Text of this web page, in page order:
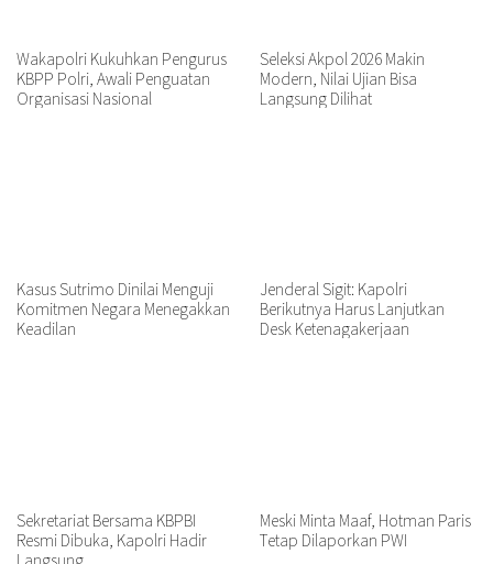
Wakapolri Kukuhkan Pengurus
KBPP Polri, Awali Penguatan
Organisasi Nasional
Seleksi Akpol 2026 Makin
Modern, Nilai Ujian Bisa
Langsung Dilihat
Kasus Sutrimo Dinilai Menguji
Komitmen Negara Menegakkan
Keadilan
Jenderal Sigit: Kapolri
Berikutnya Harus Lanjutkan
Desk Ketenagakerjaan
Sekretariat Bersama KBPBI
Resmi Dibuka, Kapolri Hadir
Langsung
Meski Minta Maaf, Hotman Paris
Tetap Dilaporkan PWI